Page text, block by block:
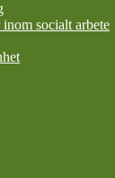
socialt arbete